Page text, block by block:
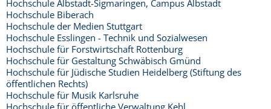
Hochschule Albstadt-Sigmaringen, Campus Albstadt
Hochschule Biberach
Hochschule der Medien Stuttgart
Hochschule Esslingen - Technik und Sozialwesen
Hochschule für Forstwirtschaft Rottenburg
Hochschule für Gestaltung Schwäbisch Gmünd
Hochschule für Jüdische Studien Heidelberg (Stiftung des
öffentlichen Rechts)
Hochschule für Musik Karlsruhe
Hochschule für öffentliche Verwaltung Kehl